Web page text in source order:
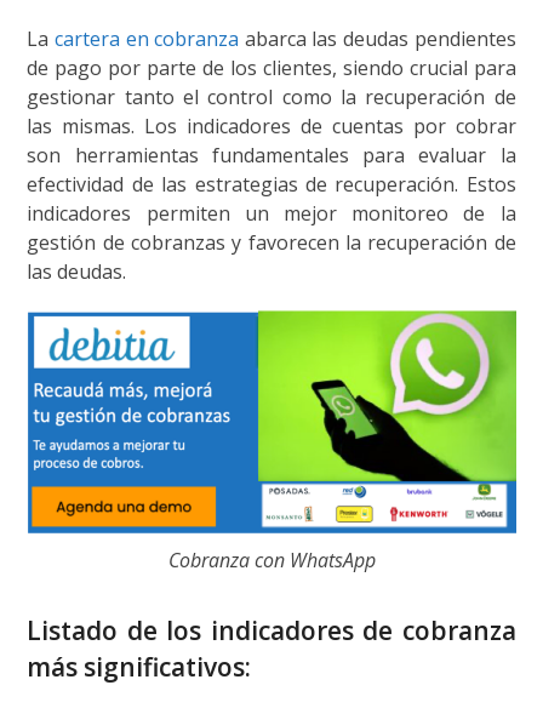
Lacartera en cobranza abarca las deudas pendientes
de pago por parte de los clientes, siendo crucial para
gestionar tanto el control como la recuperación de
las mismas. Los indicadores de cuentas por cobrar
son herramientas fundamentales para evaluar la
efectividad de las estrategias de recuperación. Estos
indicadores permiten un mejor monitoreo de la
gestión de cobranzas y favorecen la recuperación de
las deudas.
Cobranza con WhatsApp
Listado de los indicadores de cobranza
más significativos: